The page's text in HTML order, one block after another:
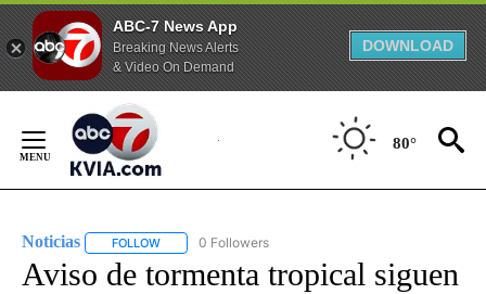
ABC-7 News App
Breaking News Alerts
& Video On Demand
DOWNLOAD
Content
80°
Noticias FOLLOW FOLLOW "NOTICIAS" TO RECEIVE NOTIFICATIONS
0 Followers
Aviso de tormenta tropical siguen